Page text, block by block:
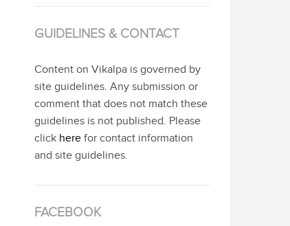
GUIDELINES & CONTACT
Content on Vikalpa is governed by
site guidelines. Any submission or
comment that does not match these
guidelines is not published. Please
click here for contact information
and site guidelines.
FACEBOOK